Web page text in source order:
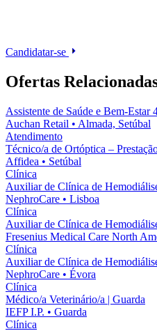
Candidatar-se
Ofertas
Assistente de Saúde e Bem-Estar
Auchan Retail • Almada, Setúbal
Atendimento
Técnico/a de Ortóptica –
Affidea • Setúbal
Clínica
Auxiliar de Clínica de
NephroCare • Lisboa
Clínica
Auxiliar de Clínica de
Fresenius Medical Care North
Clínica
Auxiliar de Clínica de
NephroCare • Évora
Clínica
Médico/a Veterinário/a | Guarda
IEFP I.P. • Guarda
Clínica